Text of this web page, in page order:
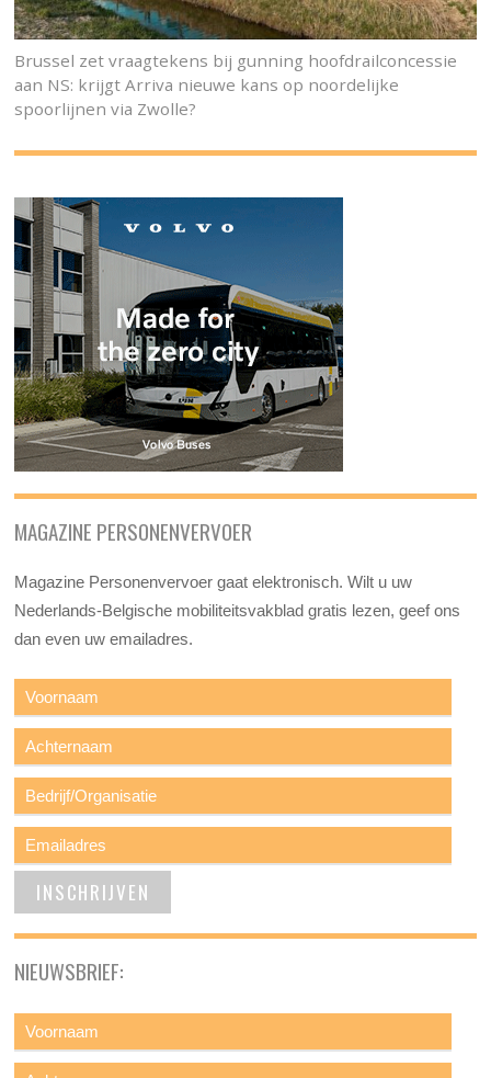
Brussel zet vraagtekens bij gunning hoofdrailconcessie
aan NS: krijgt Arriva nieuwe kans op noordelijke
spoorlijnen via Zwolle?
MAGAZINE PERSONENVERVOER
Magazine Personenvervoer gaat elektronisch. Wilt u uw
Nederlands-Belgische mobiliteitsvakblad gratis lezen, geef ons
dan even uw emailadres.
NIEUWSBRIEF: